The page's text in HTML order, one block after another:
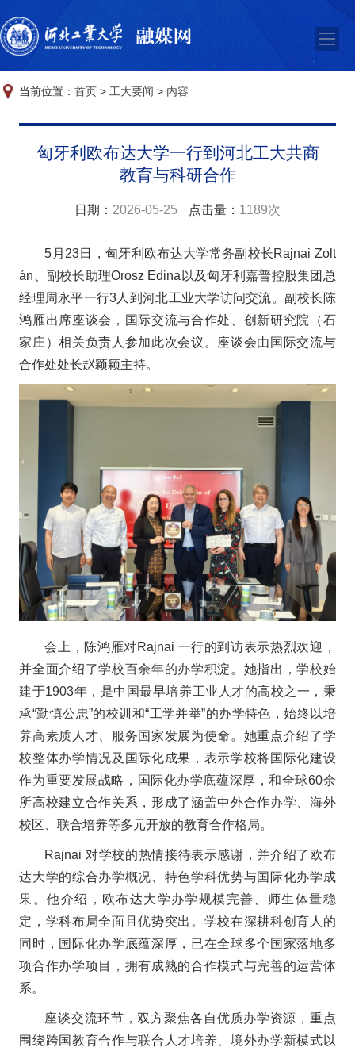
当前位置：首页 > 工大要闻 > 内容
匈牙利欧布达大学一行到河北工大共商
教育与科研合作
日期： 2026-05-25 点击量： 1189次
5月23日，匈牙利欧布达大学常务副校长Rajnai Zolt
án、副校长助理Orosz Edina以及匈牙利嘉普控股集团总
经理周永平一行3人到河北工业大学访问交流。副校长陈
鸿雁出席座谈会，国际交流与合作处、创新研究院（石
家庄）相关负责人参加此次会议。座谈会由国际交流与
合作处处长赵颖颖主持。
会上，陈鸿雁对Rajnai 一行的到访表示热烈欢迎，
并全面介绍了学校百余年的办学积淀。她指出，学校始
建于1903年，是中国最早培养工业人才的高校之一，秉
承“勤慎公忠”的校训和“工学并举”的办学特色，始终以培
养高素质人才、服务国家发展为使命。她重点介绍了学
校整体办学情况及国际化成果，表示学校将国际化建设
作为重要发展战略，国际化办学底蕴深厚，和全球60余
所高校建立合作关系，形成了涵盖中外合作办学、海外
校区、联合培养等多元开放的教育合作格局。
Rajnai 对学校的热情接待表示感谢，并介绍了欧布
达大学的综合办学概况、特色学科优势与国际化办学成
果。他介绍，欧布达大学办学规模完善、师生体量稳
定，学科布局全面且优势突出。学校在深耕科创育人的
同时，国际化办学底蕴深厚，已在全球多个国家落地多
项合作办学项目，拥有成熟的合作模式与完善的运营体
系。
座谈交流环节，双方聚焦各自优质办学资源，重点
围绕跨国教育合作与联合人才培养、境外办学新模式以